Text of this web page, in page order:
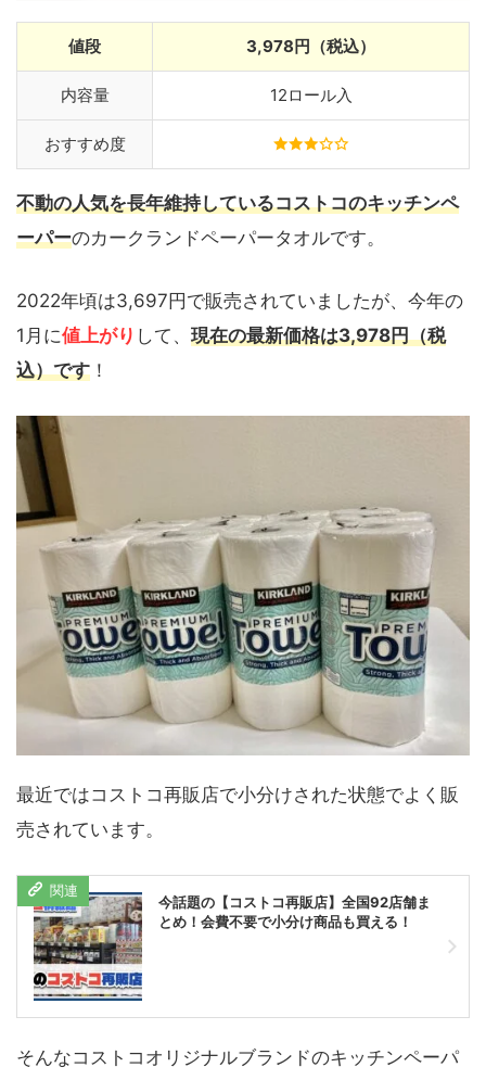
値段 3,978円（税込）
内容量 12ロール入
おすすめ度
不動の人気を長年維持しているコストコのキッチンペ
ーパーのカークランドペーパータオルです。
2022年頃は3,697円で販売されていましたが、今年の
1月に値上がり して、 現在の最新価格は3,978円（税
込）です ！
最近ではコストコ再販店で小分けされた状態でよく販
売されています。
今話題の【コストコ再販店】全国92店舗ま
とめ！会費不要で小分け商品も買える！
そんなコストコオリジナルブランドのキッチンペーパ